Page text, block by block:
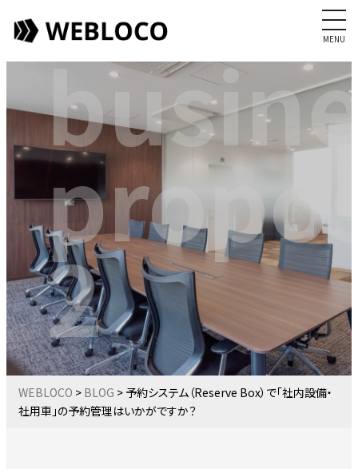
MENU
2
WEBLOCO > BLOG > 予約システム（Reserve Box）で「社内設備・
社用車」の予約管理はいかがですか？